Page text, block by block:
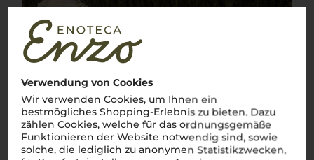
Verwendung von Cookies
Wir verwenden Cookies, um Ihnen ein
bestmögliches Shopping-Erlebnis zu bieten. Dazu
zählen Cookies, welche für das ordnungsgemäße
Funktionieren der Website notwendig sind, sowie
solche, die lediglich zu anonymen Statistikzwecken,